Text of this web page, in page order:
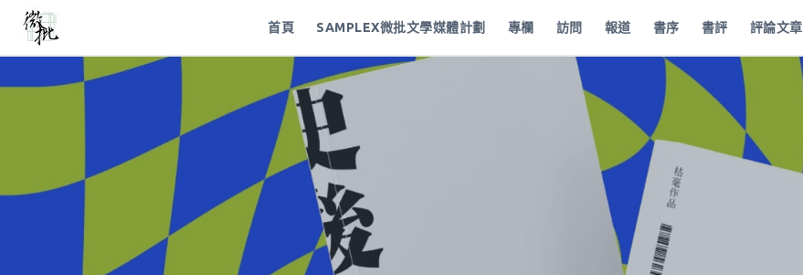
首頁 SAMPLEX微批文學媒體計劃 專欄 訪問 報道 書序 書評 評論文章